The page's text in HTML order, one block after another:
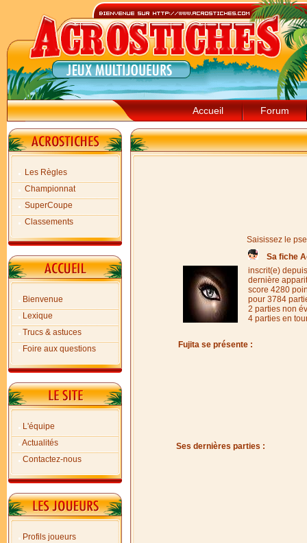
Accueil Forum
Les Règles
Championnat
SuperCoupe
Classements
Bienvenue
Lexique
Trucs & astuces
Foire aux questions
L'équipe
Actualités
Contactez-nous
Profils joueurs
Saisissez le
Sa fiche
inscrit(e)
dernière
score 4280
pour 3784
2 parties non
4 parties en
Fujita se présente :
Ses dernières parties :